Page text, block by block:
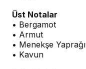
Üst Notalar
• Bergamot
• Armut
• Menekşe Yaprağı
• Kavun